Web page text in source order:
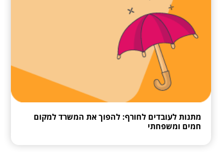
מתנות לעובדים לחורף: להפוך את המשרד למקום
חמים ומשפחתי